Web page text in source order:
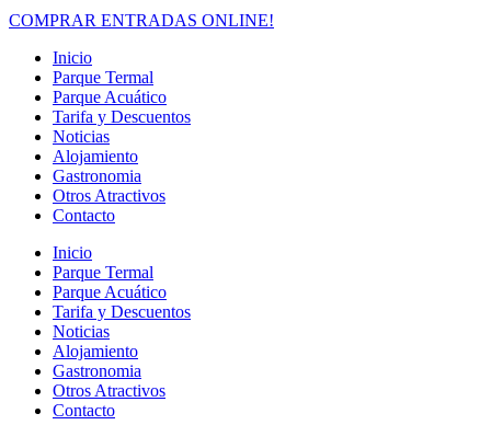
COMPRAR ENTRADAS ONLINE!
Inicio
Parque Termal
Parque Acuático
Tarifa y Descuentos
Noticias
Alojamiento
Gastronomia
Otros Atractivos
Contacto
Inicio
Parque Termal
Parque Acuático
Tarifa y Descuentos
Noticias
Alojamiento
Gastronomia
Otros Atractivos
Contacto